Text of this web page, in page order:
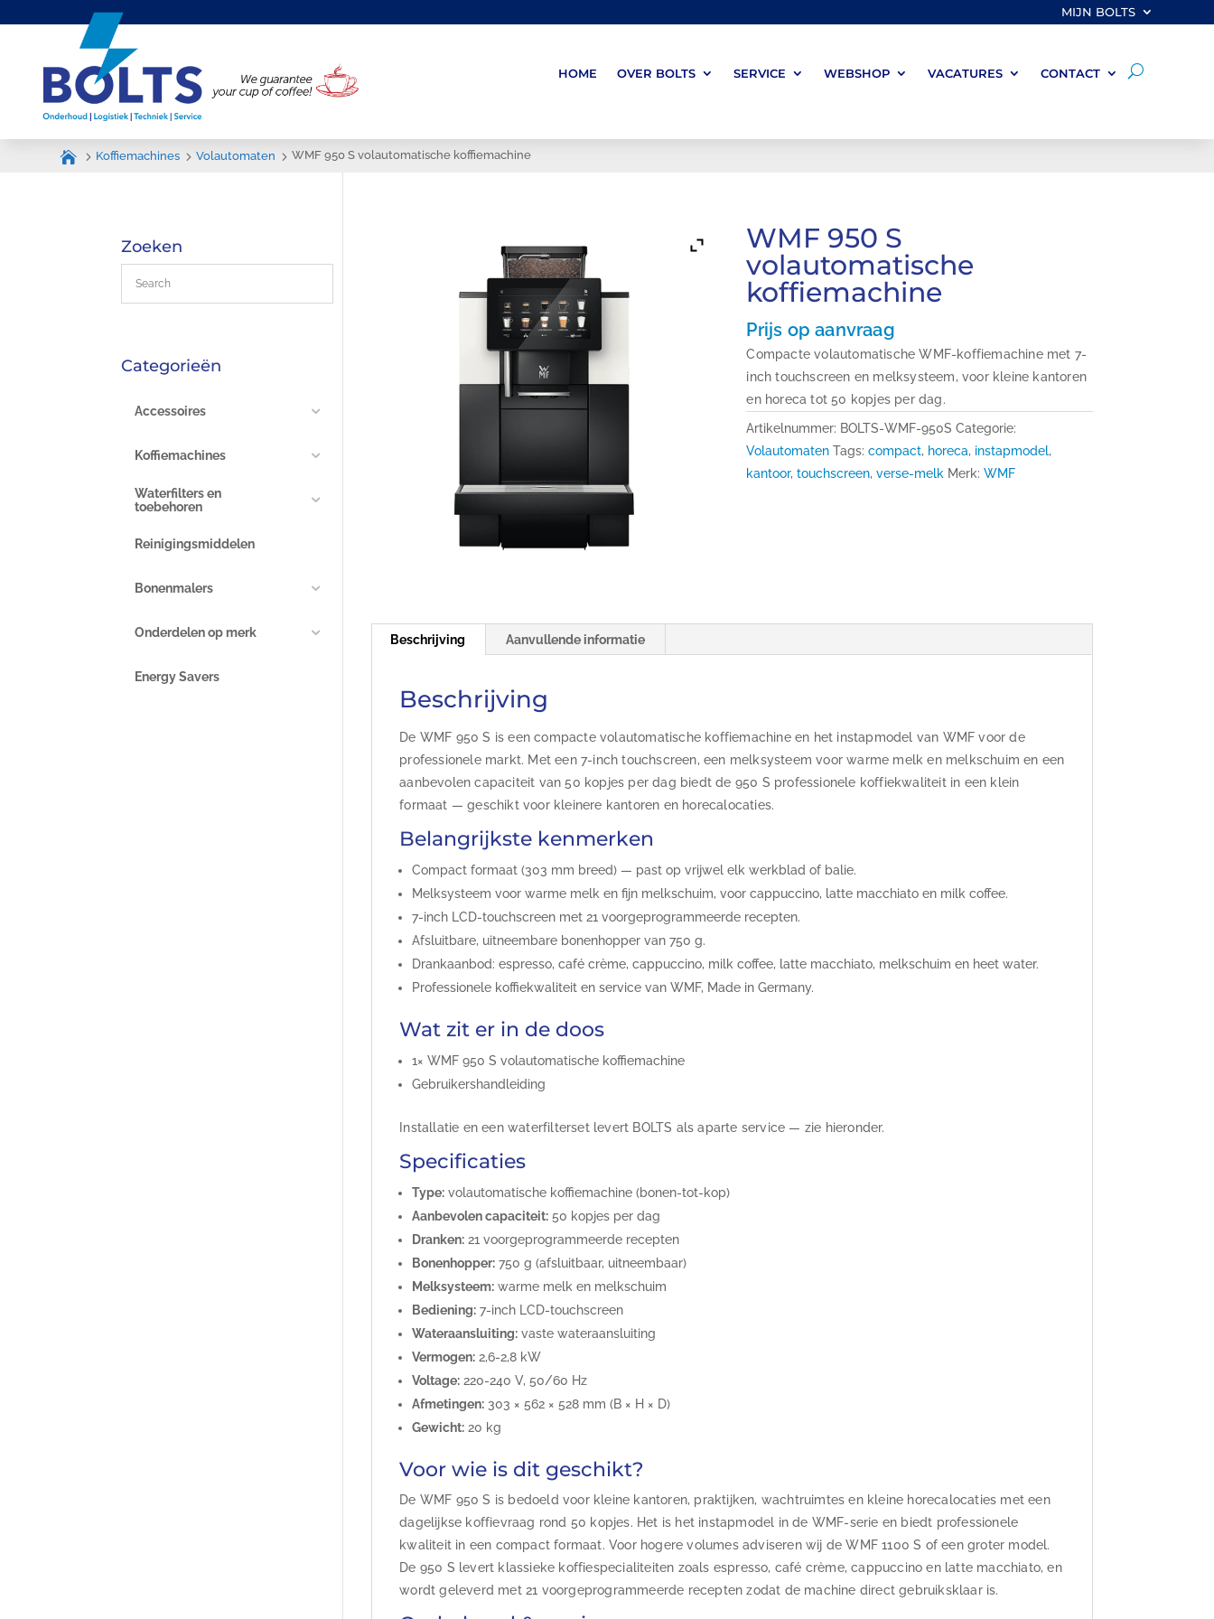
MIJN BOLTS
HOME OVER BOLTS SERVICE WEBSHOP VACATURES CONTACT
Koffiemachines Volautomaten WMF 950 S volautomatische koffiemachine
WMF 950 S
volautomatische
koffiemachine
Prijs op aanvraag
Compacte volautomatische WMF-koffiemachine met 7-
inch touchscreen en melksysteem, voor kleine kantoren
en horeca tot 50 kopjes per dag.
Artikelnummer: BOLTS-WMF-950S Categorie:
Volautomaten Tags:compact, horeca, instapmodel,
kantoor,touchscreen,verse-melk Merk:WMF
Beschrijving Aanvullende informatie
Beschrijving
De WMF 950 S is een compacte volautomatische koffiemachine en het instapmodel van WMF voor de
professionele markt. Met een 7-inch touchscreen, een melksysteem voor warme melk en melkschuim en een
aanbevolen capaciteit van 50 kopjes per dag biedt de 950 S professionele koffiekwaliteit in een klein
formaat — geschikt voor kleinere kantoren en horecalocaties.
Belangrijkste kenmerken
Compact formaat (303 mm breed) — past op vrijwel elk werkblad of balie.
Melksysteem voor warme melk en fijn melkschuim, voor cappuccino, latte macchiato en milk coffee.
7-inch LCD-touchscreen met 21 voorgeprogrammeerde recepten.
Afsluitbare, uitneembare bonenhopper van 750 g.
Drankaanbod: espresso, café crème, cappuccino, milk coffee, latte macchiato, melkschuim en heet water.
Professionele koffiekwaliteit en service van WMF, Made in Germany.
Wat zit er in de doos
1× WMF 950 S volautomatische koffiemachine
Gebruikershandleiding
Installatie en een waterfilterset levert BOLTS als aparte service — zie hieronder.
Specificaties
Type: volautomatische koffiemachine (bonen-tot-kop)
Aanbevolen capaciteit: 50 kopjes per dag
Dranken: 21 voorgeprogrammeerde recepten
Bonenhopper: 750 g (afsluitbaar, uitneembaar)
Melksysteem: warme melk en melkschuim
Bediening: 7-inch LCD-touchscreen
Wateraansluiting: vaste wateraansluiting
Vermogen: 2,6-2,8 kW
Voltage: 220-240 V, 50/60 Hz
Afmetingen: 303 × 562 × 528 mm (B × H × D)
Gewicht: 20 kg
Voor wie is dit geschikt?
De WMF 950 S is bedoeld voor kleine kantoren, praktijken, wachtruimtes en kleine horecalocaties met een
dagelijkse koffievraag rond 50 kopjes. Het is het instapmodel in de WMF-serie en biedt professionele
kwaliteit in een compact formaat. Voor hogere volumes adviseren wij de WMF 1100 S of een groter model.
De 950 S levert klassieke koffiespecialiteiten zoals espresso, café crème, cappuccino en latte macchiato, en
wordt geleverd met 21 voorgeprogrammeerde recepten zodat de machine direct gebruiksklaar is.
Zoeken
Categorieën
Accessoires
Koffiemachines
Waterfilters en
toebehoren
Reinigingsmiddelen
Bonenmalers
Onderdelen op merk
Energy Savers